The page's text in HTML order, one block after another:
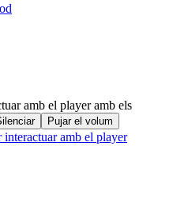
amb el player amb els
Pujar el volum
interactuar amb el player